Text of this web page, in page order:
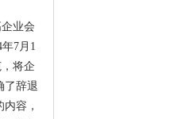
业会
7月1
将企
了辞退
容，